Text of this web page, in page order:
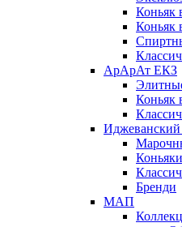
Коньяк
Коньяк
АрАрАт ЕКЗ
Коньяк
Бренди
МАП